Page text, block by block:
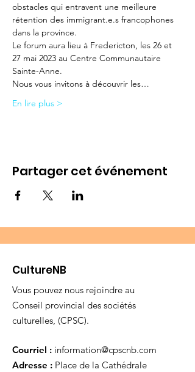
obstacles qui entravent une meilleure
rétention des immigrant.e.s francophones
dans la province.
Le forum aura lieu à Fredericton, les 26 et
27 mai 2023 au Centre Communautaire
Sainte-Anne.
Nous vous invitons à découvrir les…
En lire plus >
Partager cet événement
CultureNB
Vous pouvez nous rejoindre au
Conseil provincial des sociétés
culturelles, (CPSC).
Courriel : information@cpscnb.com
Adresse : Place de la Cathédrale